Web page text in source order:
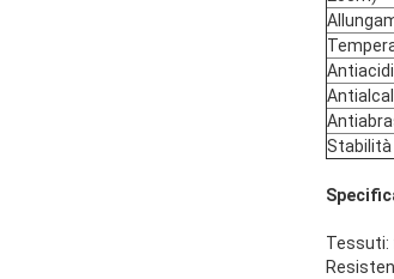
Antiacidi
Tessuti: